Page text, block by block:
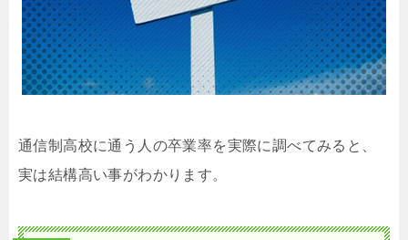
通信制高校に通う人の卒業率を実際に調べてみると、
実は結構高い事がわかります。